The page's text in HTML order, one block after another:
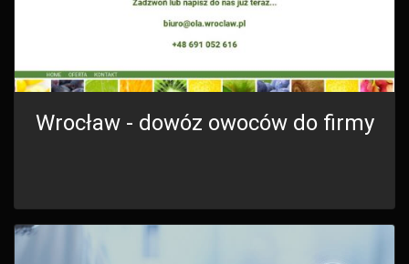
Wrocław - dowóz owoców do firmy